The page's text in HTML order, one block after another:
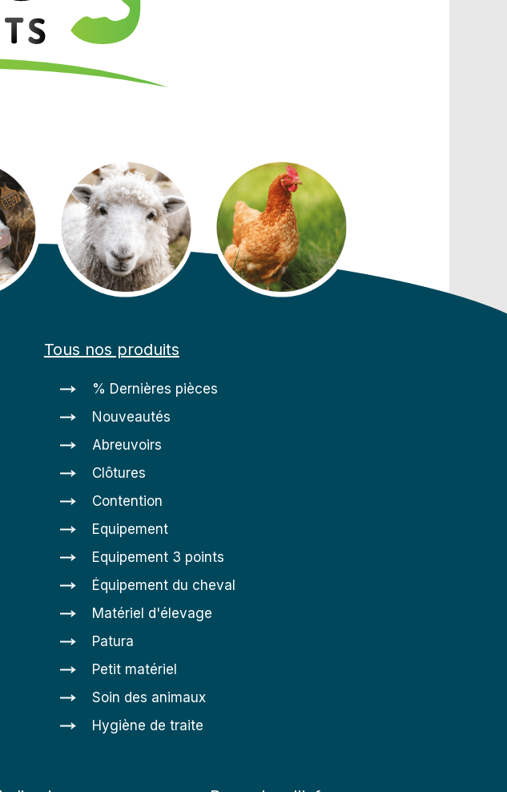
Tous nos produits
% Dernières pièces
Nouveautés
Abreuvoirs
Clôtures
Contention
Equipement
Equipement 3 points
Équipement du cheval
Matériel d'élevage
Patura
Petit matériel
Soin des animaux
Hygiène de traite